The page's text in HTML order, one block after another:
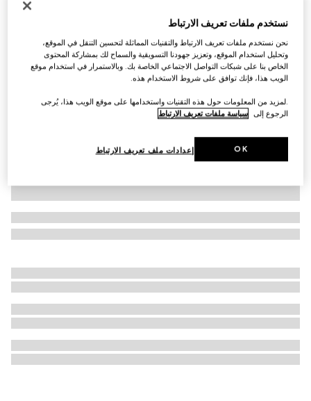
محفظة GG Marmont صغيرة الحجم
تنويعاتجلد باللون الأصفر
نستخدم ملفات تعريف الارتباط
نحن نستخدم ملفات تعريف الارتباط والتقنيات المماثلة لتحسين التنقل في الموقع،
وتحليل استخدام الموقع، وتعزيز جهودنا التسويقية والسماح لك بمشاركة المحتوى
الخاص بنا على شبكات التواصل الاجتماعي الخاصة بك. وبالاستمرار في استخدام موقع
الويب هذا، فإنك توافق على شروط الاستخدام هذه.
.لمزيد من المعلومات حول هذه التقنيات واستخدامها على موقع الويب هذا، يُرجى
الرجوع إلى سياسة ملفات تعريف الارتباط
إعدادات ملف تعريف الارتباط OK